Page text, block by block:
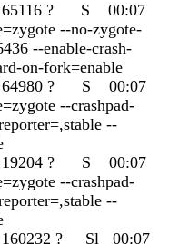
65116 ? S 00:07
--no-zygote-
--enable-crash-
on-fork=enable
64980 ? S 00:07
--crashpad-
--
19204 ? S 00:07
--crashpad-
--
? Sl 00:07